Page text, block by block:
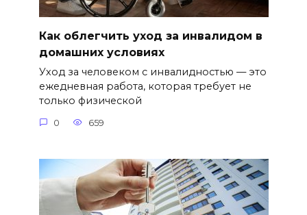
Как облегчить уход за инвалидом в
домашних условиях
Уход за человеком с инвалидностью — это
ежедневная работа, которая требует не
только физической
0 659